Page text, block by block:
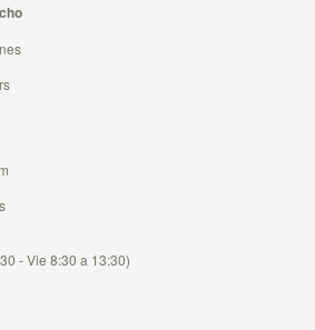
- Vie 8:30 a 13:30)